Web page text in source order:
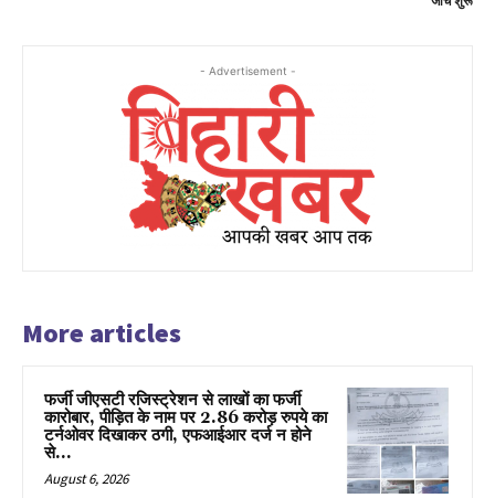
- Advertisement -
More articles
फर्जी जीएसटी रजिस्ट्रेशन से लाखों का फर्जी
कारोबार, पीड़ित के नाम पर 2.86 करोड़ रुपये का
टर्नओवर दिखाकर ठगी, एफआईआर दर्ज न होने
से...
August 6, 2026